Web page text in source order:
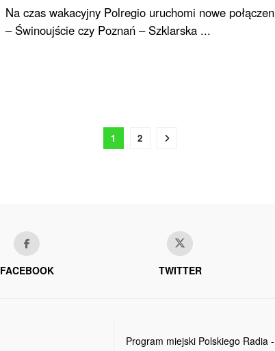
Na czas wakacyjny Polregio uruchomi nowe
– Świnoujście czy Poznań – Szklarska ...
1 2
FACEBOOK TWITTER
Program miejski Polskiego Radia